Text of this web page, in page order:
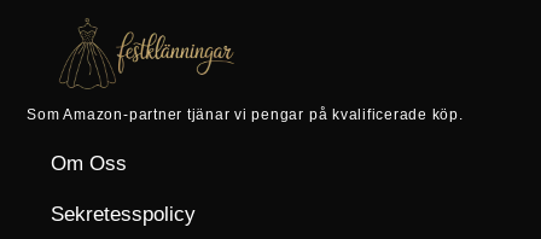
Som Amazon-partner tjänar vi pengar på kvalificerade köp.
Om Oss
Sekretesspolicy